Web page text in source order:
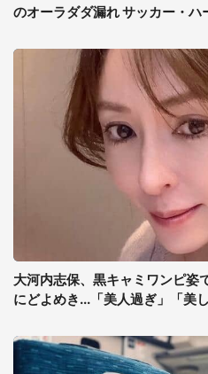
のオーラダダ漏れ サッカー・ハ
大河内志保、黒キャミワンピ姿
にどよめき...「美人過ぎ」「美